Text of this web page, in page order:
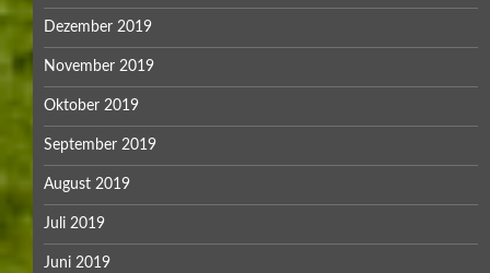
Dezember 2019
November 2019
Oktober 2019
September 2019
August 2019
Juli 2019
Juni 2019